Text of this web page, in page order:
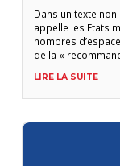
Dans un texte
appelle les Etats
nombres
de la «
appelle les Etats
protéger les
LIRE LA SUITE